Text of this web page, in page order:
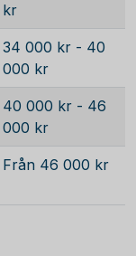
kr
34 000 kr - 40
000 kr
40 000 kr - 46
000 kr
Från 46 000 kr